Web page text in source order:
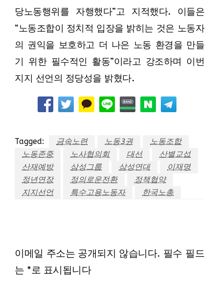
당노동행위를 자행했다”고 지적했다. 이들은
“노동조합이 정치적 입장을 밝히는 것은 노동자
의 권익을 보호하고 더 나은 노동 환경을 만들
기 위한 필수적인 활동”이라고 강조하며 이번
지지 선언의 정당성을 밝혔다.
Tagged: 금속노련 노동3권
노동조합
노동존중
노사협의회 대선
산별교섭
산재예방
삼성그룹 삼성연대
이재명
정년연장
정의로운전환
정책협약
지지선언
특수고용노동자 한국노총
이메일 주소는 공개되지 않습니다. 필수 필드
는 *로 표시됩니다